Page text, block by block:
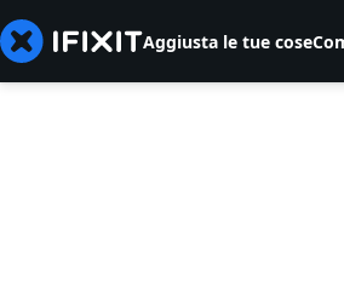
Aggiusta le tue cose